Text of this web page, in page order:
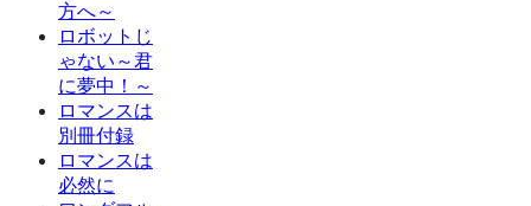
方へ～
ロボットじ
ゃない～君
に夢中！～
ロマンスは
別冊付録
ロマンスは
必然に